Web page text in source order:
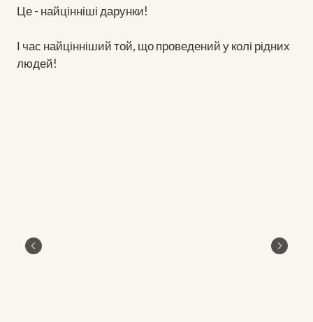
Це - найцінніші дарунки!
І час найцінніший той, що проведений у колі рідних
людей!